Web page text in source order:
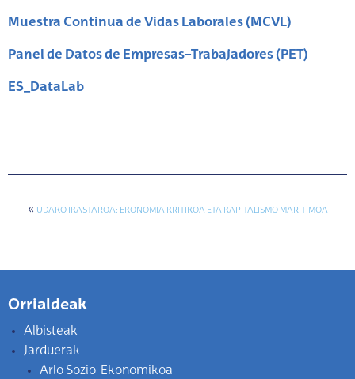
Muestra Continua de Vidas Laborales (MCVL)
Panel de Datos de Empresas–Trabajadores (PET)
ES_DataLab
« UDAKO IKASTAROA: EKONOMIA KRITIKOA ETA KAPITALISMO MARITIMOA
Orrialdeak
Albisteak
Jarduerak
Arlo Sozio-Ekonomikoa